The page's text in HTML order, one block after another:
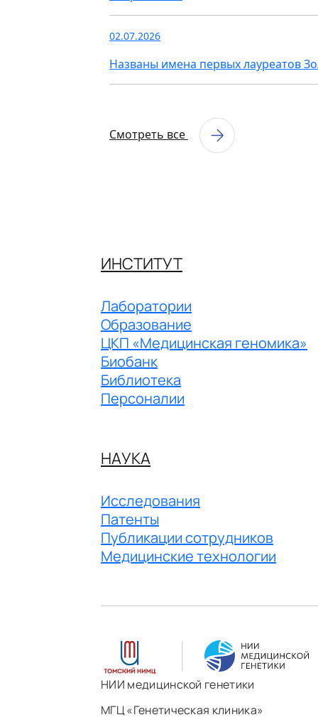
02.07.2026
Названы имена первых лауреатов
Смотреть все
ИНСТИТУТ
Лаборатории
Образование
ЦКП «Медицинская геномика»
Биобанк
Библиотека
Персоналии
НАУКА
Исследования
Патенты
Публикации сотрудников
Медицинские технологии
НИИ медицинской генетики
МГЦ «Генетическая клиника»